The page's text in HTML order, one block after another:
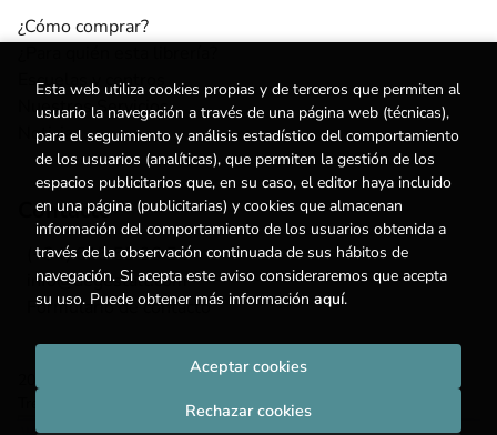
¿Cómo comprar?
Escuelas y centros
Nuestros Servicios
Noticias
Contacto
(+34) 615 55 96 54
info@degestalt.com
Formulario de contacto
2026 ©
. Todos los Derechos Reservados |
Esta web utiliza cookies propias y de terceros que permiten al
usuario la navegación a través de una página web (técnicas),
para el seguimiento y análisis estadístico del comportamiento
de los usuarios (analíticas), que permiten la gestión de los
espacios publicitarios que, en su caso, el editor haya incluido
en una página (publicitarias) y cookies que almacenan
información del comportamiento de los usuarios obtenida a
través de la observación continuada de sus hábitos de
navegación. Si acepta este aviso consideraremos que acepta
su uso. Puede obtener más información aquí.
Rechazar cookies
Aceptar cookies